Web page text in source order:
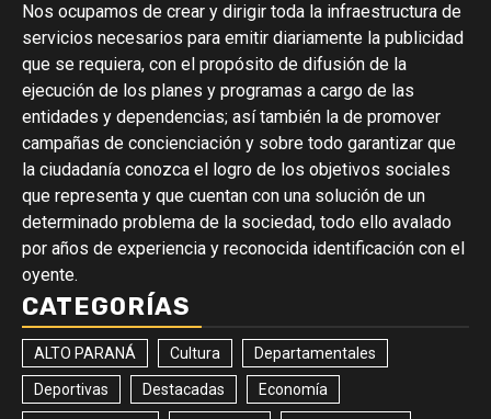
Nos ocupamos de crear y dirigir toda la infraestructura de
servicios necesarios para emitir diariamente la publicidad
que se requiera, con el propósito de difusión de la
ejecución de los planes y programas a cargo de las
entidades y dependencias; así también la de promover
campañas de concienciación y sobre todo garantizar que
la ciudadanía conozca el logro de los objetivos sociales
que representa y que cuentan con una solución de un
determinado problema de la sociedad, todo ello avalado
por años de experiencia y reconocida identificación con el
oyente.
CATEGORÍAS
ALTO PARANÁ Cultura Departamentales
Deportivas Destacadas Economía